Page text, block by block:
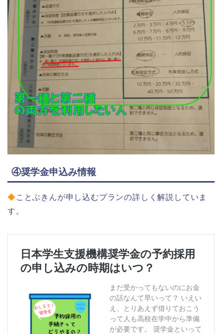
④奨学金申込み情報
◆ことぶきんが申し込むプランの詳しく解説していま
す。